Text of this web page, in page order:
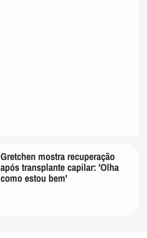
Gretchen mostra recuperação
após transplante capilar: 'Olha
como estou bem'